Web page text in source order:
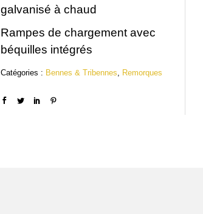
a
l
é
t
e
t
galvanisé à chaud
Rampes de chargement avec
béquilles intégrés
Catégories : Bennes & Tribennes, Remorques